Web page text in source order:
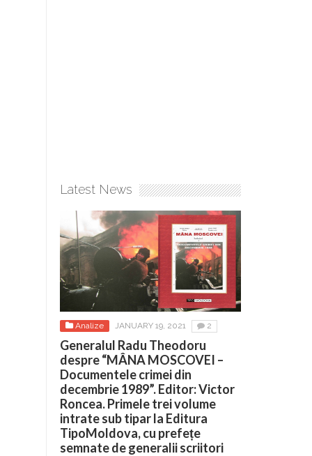
Latest News
Analize JANUARY 19, 2021 2
Generalul Radu Theodoru
despre “MÂNA MOSCOVEI –
Documentele crimei din
decembrie 1989”. Editor: Victor
Roncea. Primele trei volume
intrate sub tipar la Editura
TipoMoldova, cu prefețe
semnate de generalii scriitori